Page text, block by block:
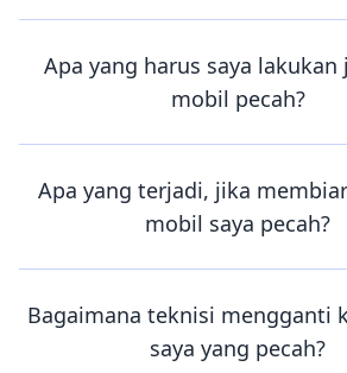
Apa yang harus saya lakukan
mobil pecah?
Apa yang terjadi, jika
mobil saya pecah?
Bagaimana teknisi mengganti
saya yang pecah?